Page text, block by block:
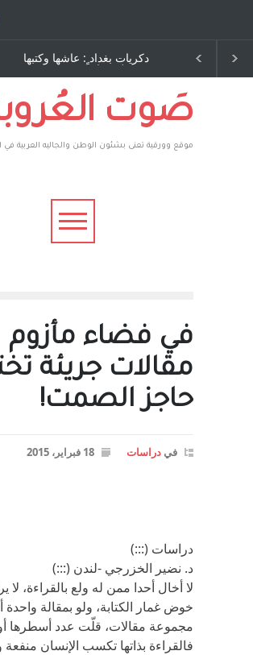
الاستيطان ومسلسل
المستمر - قلم : راسم
بغداد ٍ: عاشها وكتبها
المتحدة الامريكية
صَوت
موقع وورقية تعنى بشئون الوطن والجاليه العربية في
في فضاء مأزوم
مقالات جريئة
حاجز الصمت!
في دراسات 18 فبراير، 2015
دراسات (:::)
د. نضير الخزرجي -لندن (:::)
لا أخال أحدا ممن له ولع بالقراءة،
خوض غمار الكتابة، ولو بمقالة واحدة
مجموعة مقالات، قلّت عدد أسطرها
فالقراءة بذاتها تكسب الإنسان منفعة